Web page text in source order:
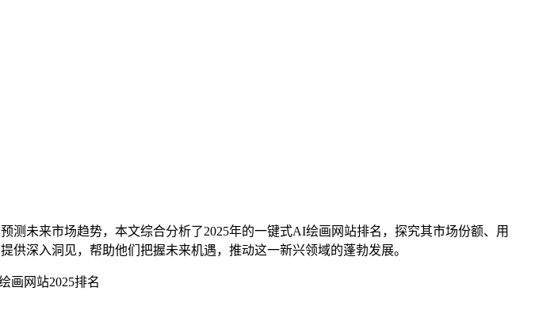
未来市场趋势，本文综合分析了2025年的一键式AI绘画网站排名，探究其市场份额、用
深入洞见，帮助他们把握未来机遇，推动这一新兴领域的蓬勃发展。